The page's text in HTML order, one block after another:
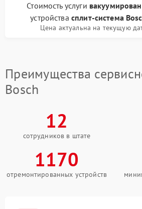
Стоимость услуги
устройства сплит-система
Цена актуальна на текущую
Преимущества
Bosch
12
сотрудников в штате
1170
отремонтированных устройств